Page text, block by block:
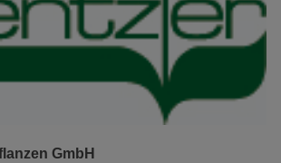
GmbH